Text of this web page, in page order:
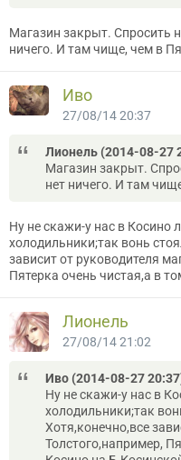
Магазин закрыт. Спросить
ничего. И там чище, чем в
Иво
27/08/14 20:37
Лионель (2014-08-27
Магазин закрыт.
нет ничего. И там
Ну не скажи-у нас в Косино
холодильники;так вонь
зависит от руководителя
Пятерка очень чистая,а в
Лионель
27/08/14 21:02
Иво (2014-08-27
Ну не скажи-у нас в
холодильники;так
Хотя,конечно,все
Толстого,например,